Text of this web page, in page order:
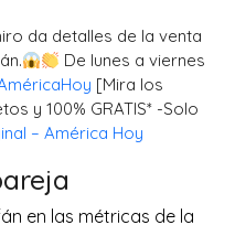
da detalles de la venta
De lunes a viernes
[Mira los
y 100% GRATIS* -Solo
– América Hoy
en las métricas de la